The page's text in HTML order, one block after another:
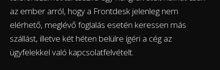
az ember arról, hogy a Frontdesk jelenleg nem
elérhető, meglévő foglalás esetén keressen más
szállást, illetve két héten belülre ígéri a cég az
ügyfelekkel való kapcsolatfelvételt.